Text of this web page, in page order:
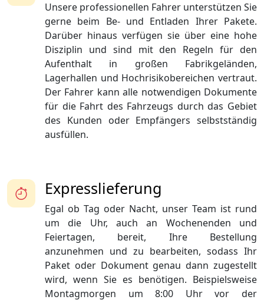
Unsere professionellen Fahrer unterstützen Sie
gerne beim Be- und Entladen Ihrer Pakete.
Darüber hinaus verfügen sie über eine hohe
Disziplin und sind mit den Regeln für den
Aufenthalt in großen Fabrikgeländen,
Lagerhallen und Hochrisikobereichen vertraut.
Der Fahrer kann alle notwendigen Dokumente
für die Fahrt des Fahrzeugs durch das Gebiet
des Kunden oder Empfängers selbstständig
ausfüllen.
Expresslieferung
Egal ob Tag oder Nacht, unser Team ist rund
um die Uhr, auch an Wochenenden und
Feiertagen, bereit, Ihre Bestellung
anzunehmen und zu bearbeiten, sodass Ihr
Paket oder Dokument genau dann zugestellt
wird, wenn Sie es benötigen. Beispielsweise
Montagmorgen um 8:00 Uhr vor der